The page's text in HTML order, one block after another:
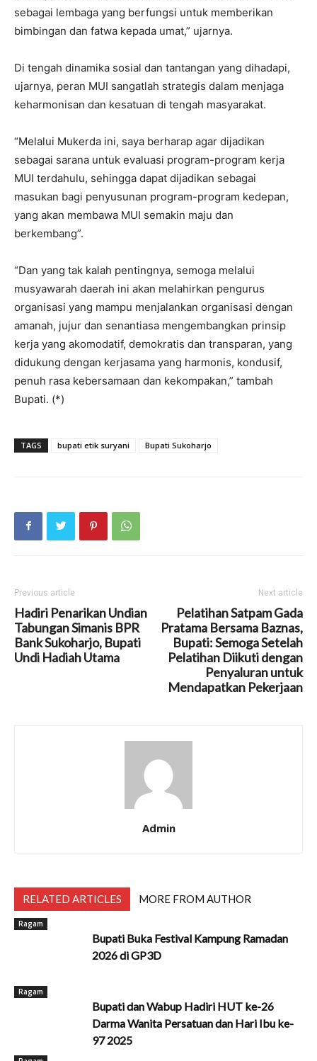
sebagai lembaga yang berfungsi untuk memberikan
bimbingan dan fatwa kepada umat,” ujarnya.
Di tengah dinamika sosial dan tantangan yang dihadapi,
ujarnya, peran MUI sangatlah strategis dalam menjaga
keharmonisan dan kesatuan di tengah masyarakat.
“Melalui Mukerda ini, saya berharap agar dijadikan
sebagai sarana untuk evaluasi program-program kerja
MUI terdahulu, sehingga dapat dijadikan sebagai
masukan bagi penyusunan program-program kedepan,
yang akan membawa MUI semakin maju dan
berkembang”.
“Dan yang tak kalah pentingnya, semoga melalui
musyawarah daerah ini akan melahirkan pengurus
organisasi yang mampu menjalankan organisasi dengan
amanah, jujur dan senantiasa mengembangkan prinsip
kerja yang akomodatif, demokratis dan transparan, yang
didukung dengan kerjasama yang harmonis, kondusif,
penuh rasa kebersamaan dan kekompakan,” tambah
Bupati. (*)
TAGS bupati etik suryani Bupati Sukoharjo
Previous article
Hadiri Penarikan Undian
Tabungan Simanis BPR
Bank Sukoharjo, Bupati
Undi Hadiah Utama
Next article
Pelatihan Satpam Gada
Pratama Bersama Baznas,
Bupati: Semoga Setelah
Pelatihan Diikuti dengan
Penyaluran untuk
Mendapatkan Pekerjaan
Admin
RELATED ARTICLES MORE FROM AUTHOR
Ragam
Bupati Buka Festival Kampung Ramadan
2026 di GP3D
Ragam
Bupati dan Wabup Hadiri HUT ke-26
Darma Wanita Persatuan dan Hari Ibu ke-
97 2025